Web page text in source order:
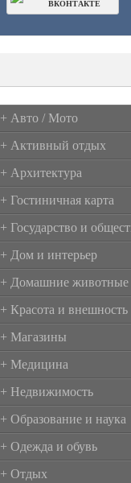
ВКОНТАКТЕ
+ Авто / Мото
+ Активный отдых
+ Архитектура
+ Гостиничная карта
+ Государство и
+ Дом и интерьер
+ Домашние животные
+ Красота и внешность
+ Магазины
+ Медицина
+ Недвижимость
+ Образование и наука
+ Одежда и обувь
+ Отдых